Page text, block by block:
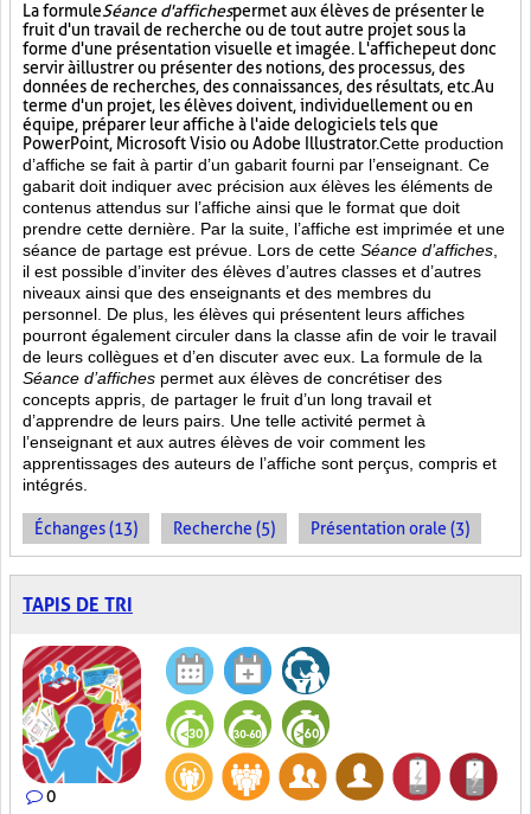
La formuleSéance d'affichespermet aux élèves de présenter le
fruit d'un travail de recherche ou de tout autre projet sous la
forme d'une présentation visuelle et imagée. L'affichepeut donc
servir à illustrer ou présenter des notions, des processus, des
données de recherches, des connaissances, des résultats, etc. Au
terme d'un projet, les élèves doivent, individuellement ou en
équipe, préparer leur affiche à l'aide de logiciels tels que
PowerPoint, Microsoft Visio ou Adobe Illustrator.Cette production
d’affiche se fait à partir d’un gabarit fourni par l’enseignant. Ce
gabarit doit indiquer avec précision aux élèves les éléments de
contenus attendus sur l’affiche ainsi que le format que doit
prendre cette dernière. Par la suite, l’affiche est imprimée et une
séance de partage est prévue. Lors de cette Séance d’affiches
il est possible d’inviter des élèves d’autres classes et d’autres
niveaux ainsi que des enseignants et des membres du
personnel. De plus, les élèves qui présentent leurs affiches
pourront également circuler dans la classe afin de voir le travail
de leurs collègues et d’en discuter avec eux. La formule de la
Séance d’affiches permet aux élèves de concrétiser des
concepts appris, de partager le fruit d’un long travail et
d’apprendre de leurs pairs. Une telle activité permet à
l’enseignant et aux autres élèves de voir comment les
apprentissages des auteurs de l’affiche sont perçus, compris et
intégrés.
Échanges (13) Recherche (5) Présentation orale (3)
TAPIS DE TRI
0